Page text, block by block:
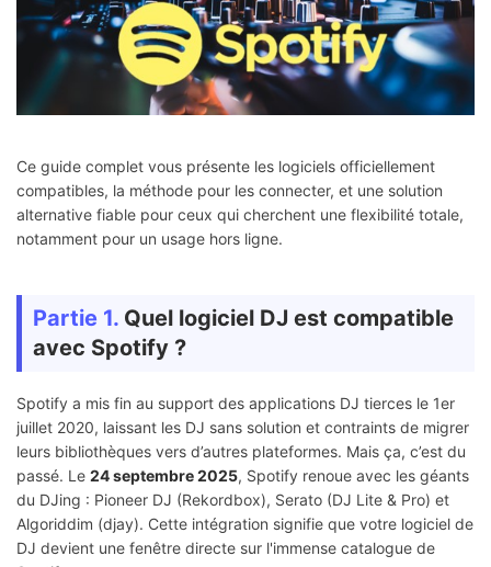
Ce guide complet vous présente les logiciels officiellement
compatibles, la méthode pour les connecter, et une solution
alternative fiable pour ceux qui cherchent une flexibilité totale,
notamment pour un usage hors ligne.
Partie 1. Quel logiciel DJ est compatible
avec Spotify ?
Spotify a mis fin au support des applications DJ tierces le 1er
juillet 2020, laissant les DJ sans solution et contraints de migrer
leurs bibliothèques vers d’autres plateformes. Mais ça, c’est du
passé. Le 24 septembre 2025, Spotify renoue avec les géants
du DJing : Pioneer DJ (Rekordbox), Serato (DJ Lite & Pro) et
Algoriddim (djay). Cette intégration signifie que votre logiciel de
DJ devient une fenêtre directe sur l'immense catalogue de